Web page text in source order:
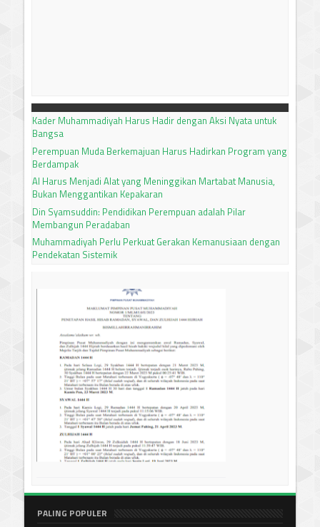
Kader Muhammadiyah Harus Hadir dengan Aksi Nyata untuk
Bangsa
Perempuan Muda Berkemajuan Harus Hadirkan Program yang
Berdampak
AI Harus Menjadi Alat yang Meninggikan Martabat Manusia,
Bukan Menggantikan Kepakaran
Din Syamsuddin: Pendidikan Perempuan adalah Pilar
Membangun Peradaban
Muhammadiyah Perlu Perkuat Gerakan Kemanusiaan dengan
Pendekatan Sistemik
PALING POPULER